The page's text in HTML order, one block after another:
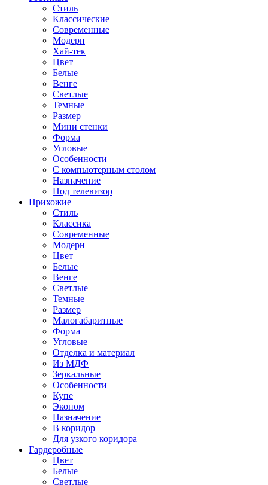
Стиль
Классические
Современные
Модерн
Хай-тек
Цвет
Белые
Венге
Светлые
Темные
Размер
Мини стенки
Форма
Угловые
Особенности
С компьютерным столом
Назначение
Под телевизор
Прихожие
Стиль
Классика
Современные
Модерн
Цвет
Белые
Венге
Светлые
Темные
Размер
Малогабаритные
Форма
Угловые
Отделка и материал
Из МДФ
Зеркальные
Особенности
Купе
Эконом
Назначение
В коридор
Для узкого коридора
Гардеробные
Цвет
Белые
Светлые